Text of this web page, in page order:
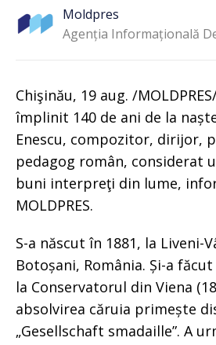
Moldpres
Agenția Informațională
Chişinău, 19 aug. /
împlinit 140 de ani de la
Enescu, compozitor, dirijor,
pedagog român, considerat
buni interpreţi din lume,
MOLDPRES.
S-a născut în 1881, la Liveni-
Botoșani, România. Și-a
la Conservatorul din Viena
absolvirea căruia primește
„Gesellschaft smadaille”. A